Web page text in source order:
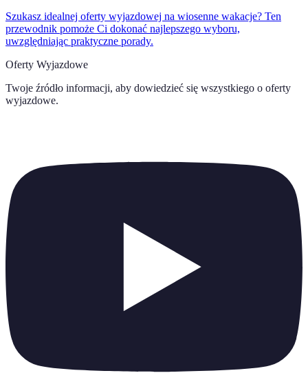
Szukasz idealnej oferty wyjazdowej na wiosenne wakacje? Ten
przewodnik pomoże Ci dokonać najlepszego wyboru,
uwzględniając praktyczne porady.
Oferty Wyjazdowe
Twoje źródło informacji, aby dowiedzieć się wszystkiego o oferty
wyjazdowe.